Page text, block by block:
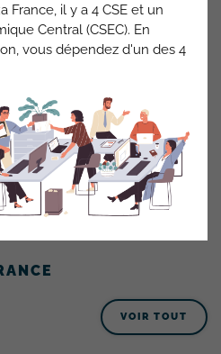
métier du 8 février 2023, il a
d’autres branches et
nécessaires au bon
apportées et notamment
à ce jour font l’objet d’une
du déploiement et restera
apportées. Elles devront
VOIR TOUT
France, il y a 4 CSE et un
Central (CSEC). En
vous dépendez d'un des 4